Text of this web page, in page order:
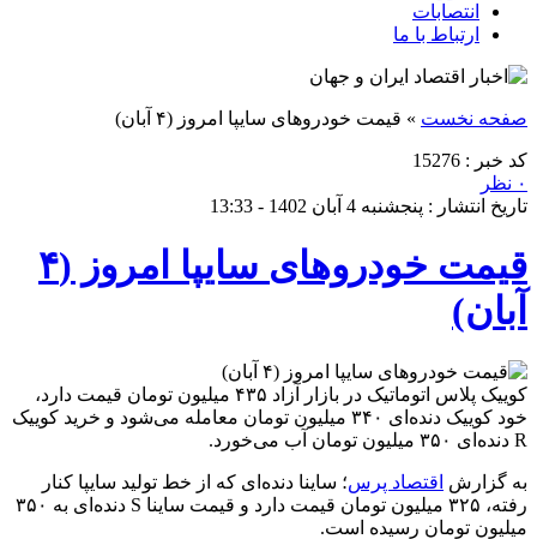
انتصابات
ارتباط با ما
صفحه نخست » قیمت خودرو‌های سایپا امروز (۴ آبان)
کد خبر : 15276
۰ نظر
تاریخ انتشار : پنجشنبه 4 آبان 1402 - 13:33
قیمت خودرو‌های سایپا امروز (۴
آبان)
کوییک پلاس اتوماتیک در بازار آزاد ۴۳۵ میلیون تومان قیمت دارد،
خود کوییک دنده‌ای ۳۴۰ میلیون تومان معامله می‌شود و خرید کوییک
R دنده‌ای ۳۵۰ میلیون تومان آب می‌خورد.
به گزارش اقتصاد پرس؛ ساینا دنده‌ای که از خط تولید سایپا کنار
رفته، ۳۲۵ میلیون تومان قیمت دارد و قیمت ساینا S دنده‌ای به ۳۵۰
میلیون تومان رسیده است.